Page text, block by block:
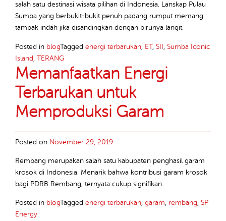
salah satu destinasi wisata pilihan di Indonesia. Lanskap Pulau
Sumba yang berbukit-bukit penuh padang rumput memang
tampak indah jika disandingkan dengan birunya langit.
Posted in blogTagged energi terbarukan ET, SII Sumba Iconic
Island TERANG
Memanfaatkan Energi
Terbarukan untuk
Memproduksi Garam
Posted on November 29, 2019
Rembang merupakan salah satu kabupaten penghasil garam
krosok di Indonesia. Menarik bahwa kontribusi garam krosok
bagi PDRB Rembang, ternyata cukup signifikan.
Posted in blogTagged energi terbarukan, garam, rembang, SP
Energy